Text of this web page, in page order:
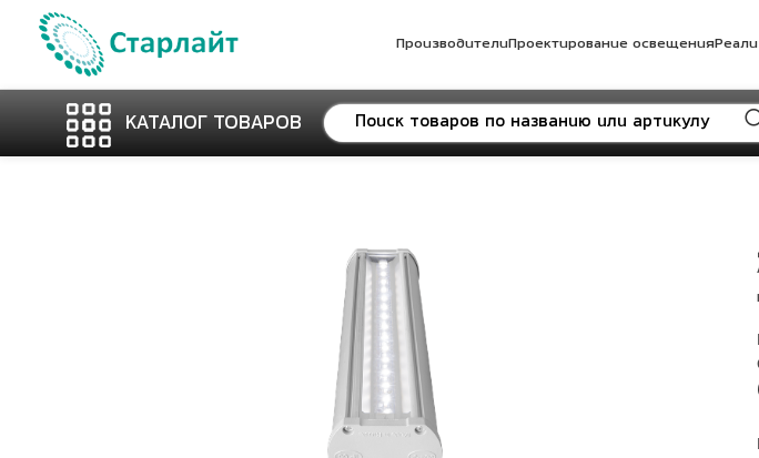
ПроизводителиПроектирование освещения
КАТАЛОГ ТОВАРОВ